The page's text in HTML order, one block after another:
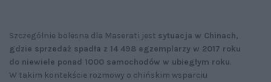
Szczególnie bolesna dla Maserati jest sytuacja w Chinach,
gdzie sprzedaż spadła z 14 498 egzemplarzy w 2017 roku
do niewiele ponad 1000 samochodów w ubiegłym roku.
W takim kontekście rozmowy o chińskim wsparciu